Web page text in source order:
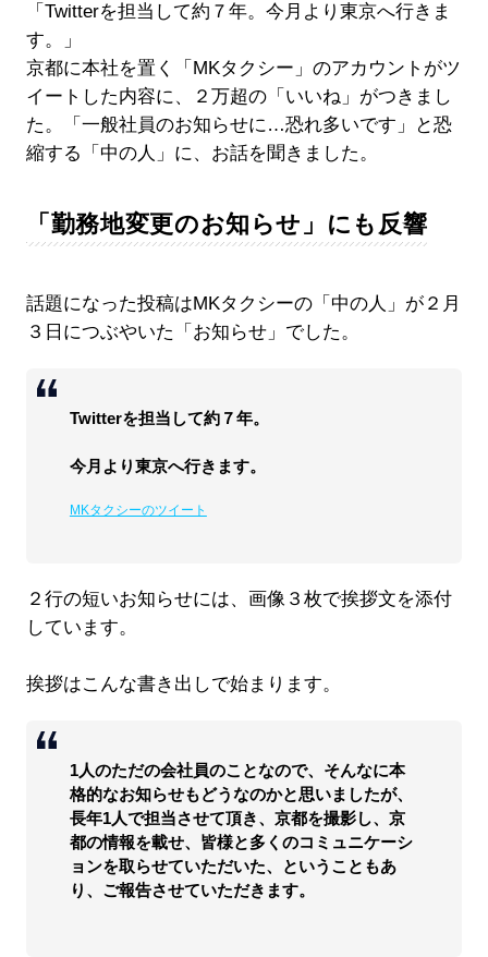
「Twitterを担当して約７年。今月より東京へ行きま
す。」
京都に本社を置く「MKタクシー」のアカウントがツ
イートした内容に、２万超の「いいね」がつきまし
た。「一般社員のお知らせに…恐れ多いです」と恐
縮する「中の人」に、お話を聞きました。
「勤務地変更のお知らせ」にも反響
話題になった投稿はMKタクシーの「中の人」が２月
３日につぶやいた「お知らせ」でした。
Twitterを担当して約７年。
今月より東京へ行きます。
MKタクシーのツイート
２行の短いお知らせには、画像３枚で挨拶文を添付
しています。
挨拶はこんな書き出しで始まります。
1人のただの会社員のことなので、そんなに本
格的なお知らせもどうなのかと思いましたが、
長年1人で担当させて頂き、京都を撮影し、京
都の情報を載せ、皆様と多くのコミュニケーシ
ョンを取らせていただいた、ということもあ
り、ご報告させていただきます。